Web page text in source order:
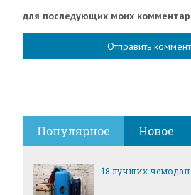
для последующих моих
Популярное Новое
18 лучших